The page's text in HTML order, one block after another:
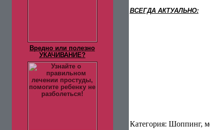
Вредно или полезно
УКАЧИВАНИЕ?
ВСЕГДА АКТУАЛЬНО:
Категория: Шоппинг,